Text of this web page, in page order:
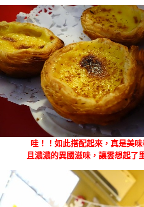
哇！！如此搭配起來，真是美味
且濃濃的異國滋味，讓雲想起了